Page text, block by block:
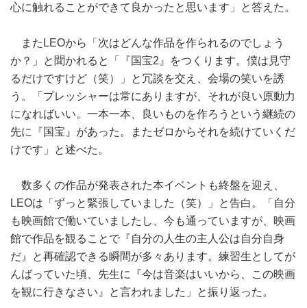
心に触れることができて良かったと思います」と答えた。
またLEOから「次はどんな作品を作られるのでしょう
か？」と聞かれると「『国宝2』をつくります。僕は見守
るだけですけど（笑）」と冗談を交え、会場の笑いを誘
う。「プレッシャーは常にありますが、それが良い原動力
になればいい。一本一本、良いものを作ろうという継続の
先に『国宝』があった。またゼロからそれを続けていくだ
けです」と述べた。
数多くの作品が発表された本イベントも終盤を迎え、
LEOは「ずっと緊張していました（笑）」と告白。「自分
も映画館で働いていましたし、今も通っていますが、映画
館で作品を観ることで『自分の人生の主人公は自分自身
だ』と再確認できる瞬間が多々あります。練習生としてが
んばっていた頃、先生に『今は音楽はいいから、この映画
を観に行きなさい』と言われました」と振り返った。